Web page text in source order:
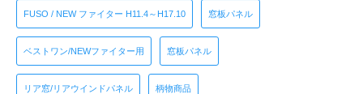
FUSO / NEW ファイター H11.4～H17.10 窓板パネル
ベストワン/NEWファイター用 窓板パネル
リア窓/リアウインドパネル 柄物商品